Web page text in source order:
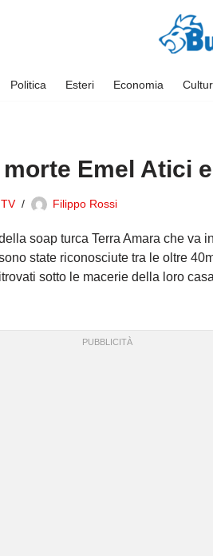
Politica Esteri Economia
Emel Atici
Filippo Rossi
soap turca Terra Amara che va
state riconosciute tra le oltre
sotto le macerie della loro